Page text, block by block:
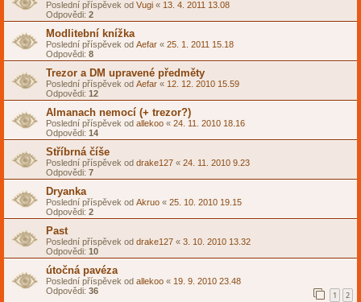
Poslední příspěvek od Vugi « 13. 4. 2011 13.08
Odpovědi: 2
Modlitební knížka
Poslední příspěvek od Aefar « 25. 1. 2011 15.18
Odpovědi: 8
Trezor a DM upravené předměty
Poslední příspěvek od Aefar « 12. 12. 2010 15.59
Odpovědi: 12
Almanach nemocí (+ trezor?)
Poslední příspěvek od allekoo « 24. 11. 2010 18.16
Odpovědi: 14
Stříbrná číše
Poslední příspěvek od drake127 « 24. 11. 2010 9.23
Odpovědi: 7
Dryanka
Poslední příspěvek od Akruo « 25. 10. 2010 19.15
Odpovědi: 2
Past
Poslední příspěvek od drake127 « 3. 10. 2010 13.32
Odpovědi: 10
útočná pavéza
Poslední příspěvek od allekoo « 19. 9. 2010 23.48
Odpovědi: 36 1 2